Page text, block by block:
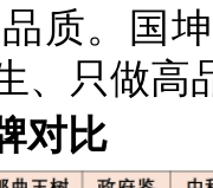
质。国
、只做高
对比